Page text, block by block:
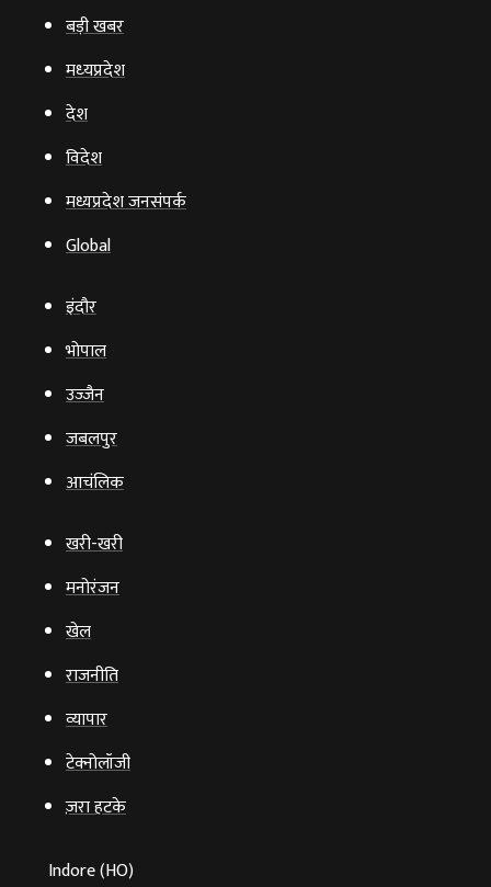
बड़ी खबर
मध्‍यप्रदेश
देश
विदेश
मध्यप्रदेश जनसंपर्क
Global
इंदौर
भोपाल
उज्‍जैन
जबलपुर
आचंलिक
खरी-खरी
मनोरंजन
खेल
राजनीति
व्‍यापार
टेक्‍नोलॉजी
ज़रा हटके
Indore (HO)